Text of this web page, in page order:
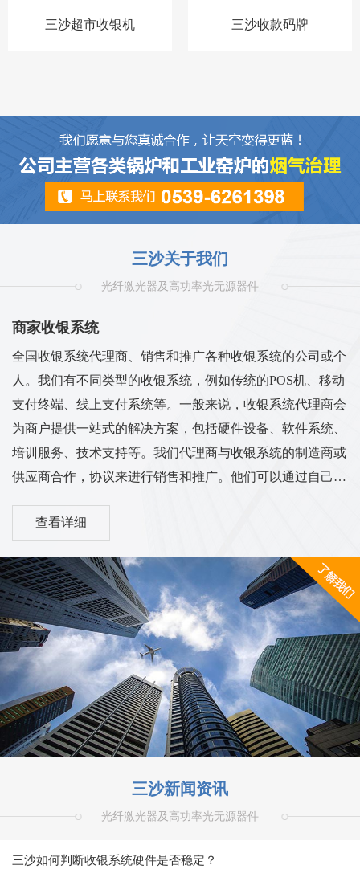
三沙超市收银机 三沙收款码牌
三沙关于我们
光纤激光器及高功率光无源器件
商家收银系统
全国收银系统代理商、销售和推广各种收银系统的公司或个
人。我们有不同类型的收银系统，例如传统的POS机、移动
支付终端、线上支付系统等。一般来说，收银系统代理商会
为商户提供一站式的解决方案，包括硬件设备、软件系统、
培训服务、技术支持等。我们代理商与收银系统的制造商或
供应商合作，协议来进行销售和推广。他们可以通过自己的
实现销售和服务的业务目标。我们的工作范围和服务内容可
他们需要与客户进行沟通，了解客户的需求，并为他们提供
适合的收银系统解决方案。同时，代理商也需与收银系统供
应商保持密切的合作关系，...
查看详细
三沙新闻资讯
光纤激光器及高功率光无源器件
三沙如何判断收银系统硬件是否稳定？